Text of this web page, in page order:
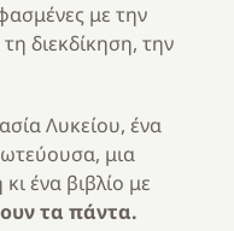
με την
διεκδίκηση, την
Λυκείου, ένα
μια
ένα βιβλίο με
τα πάντα.